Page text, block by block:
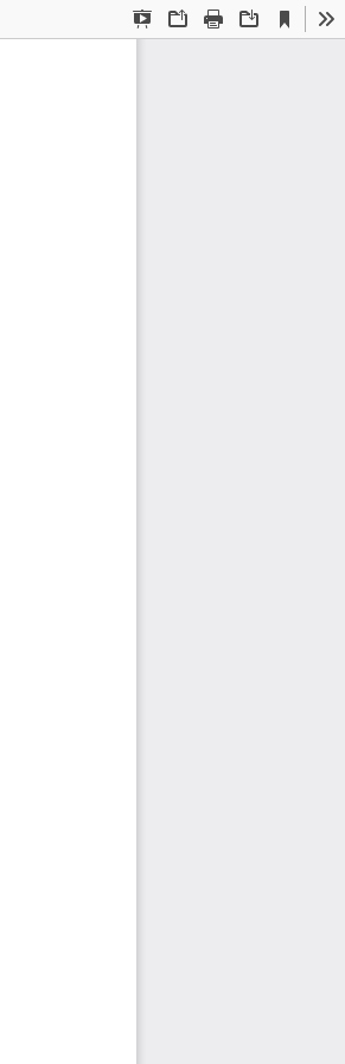
Presentation
OpenPrint Download
Current
View
下載)
假作業等，可由
系統」查詢，並
來，若有問題請洽